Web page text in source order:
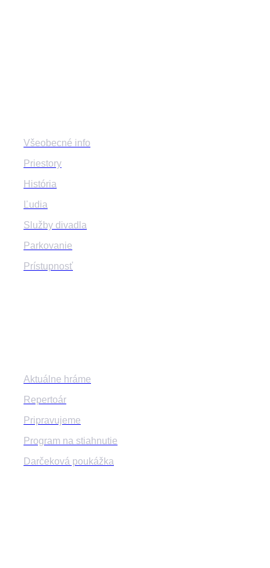
Všeobecné info
Priestory
História
Ľudia
Služby divadla
Parkovanie
Prístupnosť
Aktuálne hráme
Repertoár
Pripravujeme
Program na stiahnutie
Darčeková poukážka